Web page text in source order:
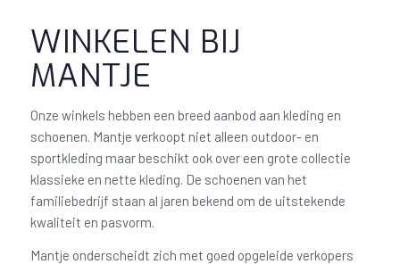
WINKELEN BIJ
MANTJE
Onze winkels hebben een breed aanbod aan kleding en
schoenen. Mantje verkoopt niet alleen outdoor- en
sportkleding maar beschikt ook over een grote collectie
klassieke en nette kleding. De schoenen van het
familiebedrijf staan al jaren bekend om de uitstekende
kwaliteit en pasvorm.
Mantje onderscheidt zich met goed opgeleide verkopers